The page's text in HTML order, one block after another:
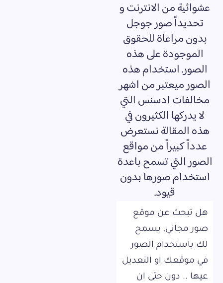
عشوائية من الانترنت و
تحديداً صور جوجل
بدون مراعاة للحقوق
الموجودة على هذه
الصور. استخدام هذه
الصور ميعتبر من اشهر
مخالفات ادسنس التي
لا يدركها الكثيرون في
هذه المقالة نستعرض
عدداً كبيراً من مواقع
الصور التي تسمح باعدة
استخدام صورها بدون
قيود.
هل تبحث عن موقع
صور مجاني, يسمح
لك باستخدام الصور
في موقعك او التعديل
عيها .. دون حتى ان